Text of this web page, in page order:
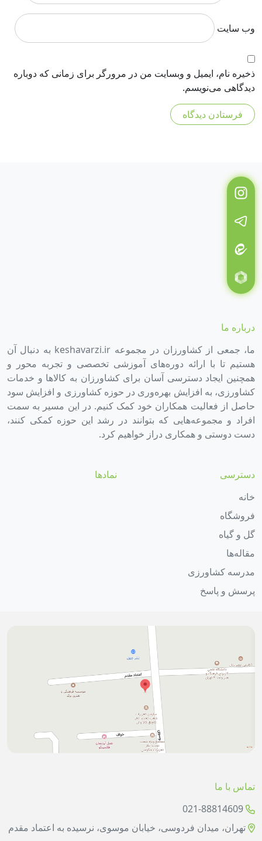
وب‌ سایت
ذخیره نام، ایمیل و وبسایت من در مرورگر برای زمانی که دوباره
دیدگاهی می‌نویسم.
درباره ما
ما، جمعی از کشاورزان در مجموعه keshavarzi.ir به دنبال آن
هستیم تا با ارائه دوره‌های آموزشی تخصصی و تجربه محور و
همچنین ایجاد دسترسی آسان برای کشاورزان به کالاها و خدمات
کشاورزی، به افزایش بهره‌وری در حوزه کشاورزی و افزایش سود
حاصل از فعالیت همکاران خود کمک کنیم. در این مسیر به سمت
افراد و مجموعه‌هایی که بتوانند در رشد این حوزه کمکی کنند،
دست دوستی و همکاری دراز خواهیم کرد.
دسترسی
خانه
فروشگاه
گل و گیاه
مقاله‌ها
مدرسه کشاورزی
پرسش و پاسخ
نمادها
تماس با ما
021-88814609
تهران، میدان فردوسی، خیابان موسوی، نرسیده به اعتماد مقدم